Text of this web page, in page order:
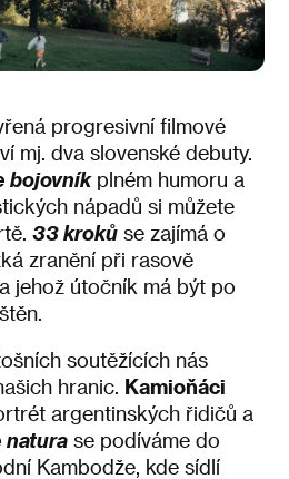
progresivní filmové
mj. dva slovenské debuty.
bojovníkplném humoru a
nápadů si můžete
33 krokůse zajímá o
zranění při rasově
jehož útočník má být po
soutěžících nás
hranic. Kamioňáci
argentinských řidičů a
naturase podíváme do
Kambodže, kde sídlí